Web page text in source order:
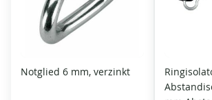
Notglied 6 mm, verzinkt